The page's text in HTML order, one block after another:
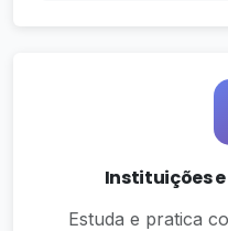
Instituições
Estuda e pratica